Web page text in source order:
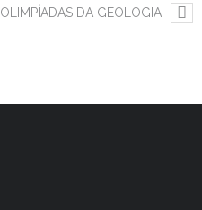
OLIMPÍADAS DA GEOLOGIA